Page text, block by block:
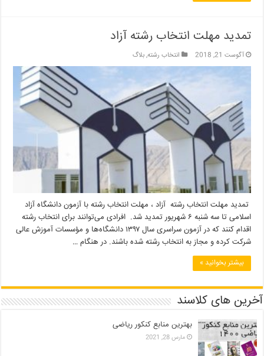
تمدید مهلت انتخاب رشته آزاد
آگوست 21, 2018 انتخاب رشته,بلاگ
تمدید مهلت انتخاب رشته آزاد ، مهلت انتخاب رشته با آزمون دانشگاه آزاد
اسلامی تا سه شنبه ۶ شهریور تمدید شد. افرادی می‌توانند برای انتخاب رشته
اقدام کنند که در آزمون سراسری سال ۱۳۹۷ دانشگاه‌ها و مؤسسات آموزش عالی
شرکت کرده و مجاز به انتخاب رشته شده باشند. در هنگام …
بیشتر بخوانید »
آخرین های کلاسند
بهترین منابع کنکور ریاضی
مارس 28, 2021